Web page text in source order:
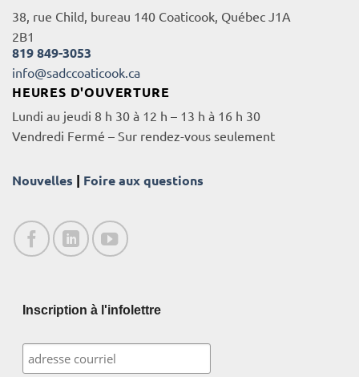
38, rue Child, bureau 140 Coaticook, Québec J1A
2B1
819 849-3053
info@sadccoaticook.ca
HEURES D'OUVERTURE
Lundi au jeudi 8 h 30 à 12 h – 13 h à 16 h 30
Vendredi Fermé – Sur rendez-vous seulement
Nouvelles | Foire aux questions
Inscription à l'infolettre